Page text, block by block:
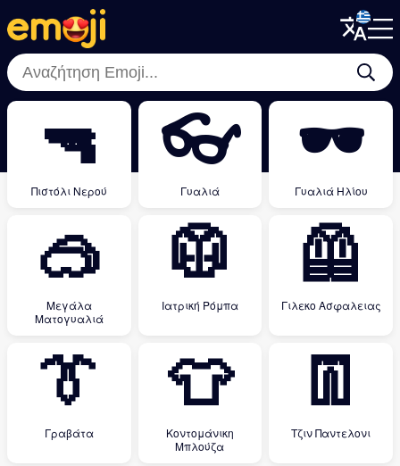
Menu
Close
Menu
Close
🔫
Πιστόλι Νερού
👓
Γυαλιά
🕶
Γυαλιά Ηλίου
🥽
Μεγάλα
Ματογυαλιά
🥼
Ιατρική Ρόμπα
🦺
Γιλεκο Ασφαλειας
👔
Γραβάτα
👕
Κοντομάνικη
Μπλούζα
👖
Τζιν Παντελονι